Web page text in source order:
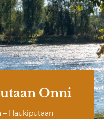
Onni
– Haukiputaan